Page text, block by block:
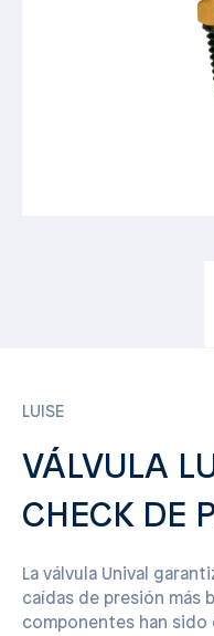
LUISE
VÁLVULA
CHECK DE
La válvula Unival
caídas de presión más
componentes han sido